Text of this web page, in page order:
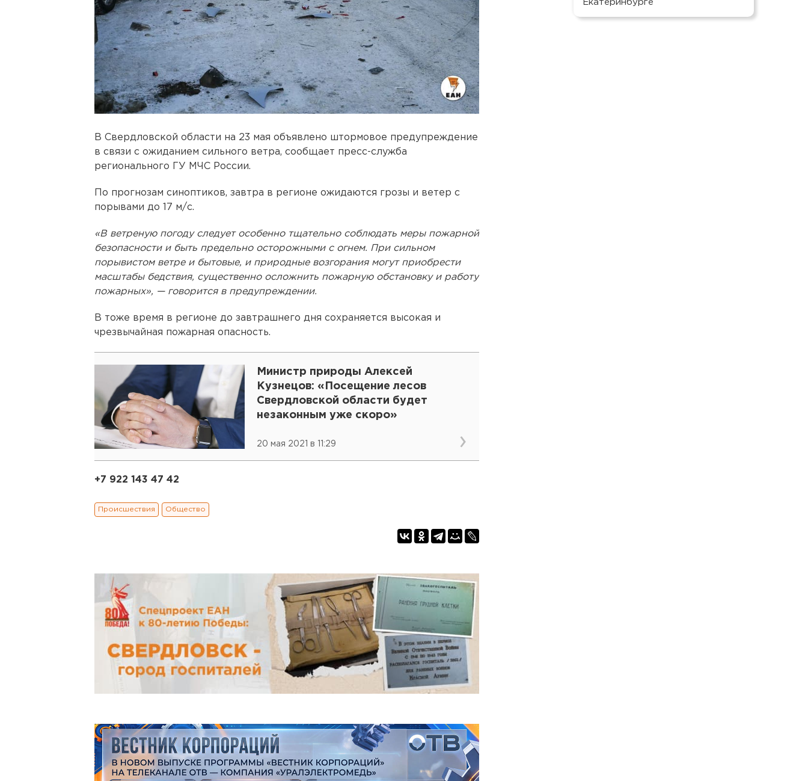
В Свердловской области на 23 мая объявлено штормовое предупреждение
в связи с ожиданием сильного ветра, сообщает пресс-служба
регионального ГУ МЧС России.
По прогнозам синоптиков, завтра в регионе ожидаются грозы и ветер с
порывами до 17 м/с.
«В ветреную погоду следует особенно тщательно соблюдать меры пожарной
безопасности и быть предельно осторожными с огнем. При сильном
порывистом ветре и бытовые, и природные возгорания могут приобрести
масштабы бедствия, существенно осложнить пожарную обстановку и работу
пожарных», — говорится в предупреждении.
В тоже время в регионе до завтрашнего дня сохраняется высокая и
чрезвычайная пожарная опасность.
Министр природы Алексей
Кузнецов: «Посещение лесов
Свердловской области будет
незаконным уже скоро»
20 мая 2021 в 11:29
+7 922 143 47 42
Происшествия Общество
Екатеринбурге